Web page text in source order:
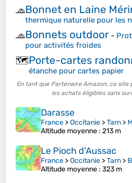
🧢Bonnet en Laine
thermique naturelle pour les
🧢Bonnets outdoor -
pour activités froides
🗺️Porte-cartes
étanche pour cartes papier
En tant que Partenaire Amazon, ce site
les achats éligibles sans
Darasse
France >Occitanie >Tarn >
Altitude moyenne : 213 m
Le Pioch d'Aussac
France >Occitanie >Tarn >
Altitude moyenne : 323 m